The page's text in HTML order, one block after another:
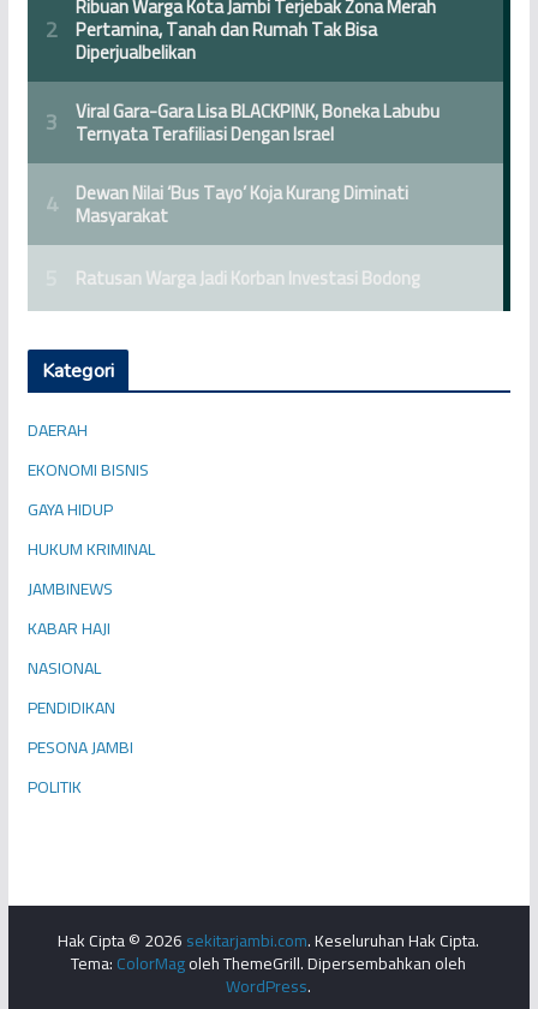
Kategori
DAERAH
EKONOMI BISNIS
GAYA HIDUP
HUKUM KRIMINAL
JAMBINEWS
KABAR HAJI
NASIONAL
PENDIDIKAN
PESONA JAMBI
POLITIK
Hak Cipta © 2026sekitarjambi.com. Keseluruhan Hak Cipta.
Tema:ColorMagoleh ThemeGrill. Dipersembahkan oleh
WordPress.